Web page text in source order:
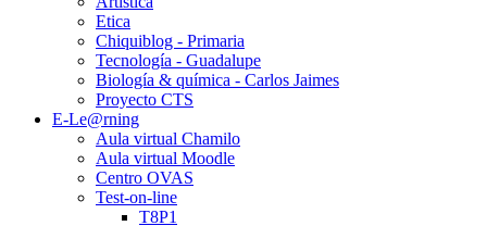
Etica
Chiquiblog - Primaria
Tecnología - Guadalupe
Biología & química - Carlos Jaimes
Proyecto CTS
E-Le@rning
Aula virtual Chamilo
Aula virtual Moodle
Centro OVAS
Test-on-line
T8P1